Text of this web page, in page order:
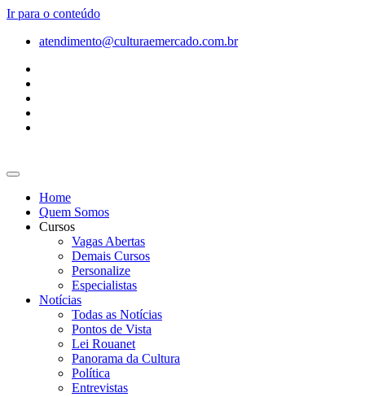
Ir para o conteúdo
atendimento@culturaemercado.com.br
Home
Quem Somos
Cursos
Vagas Abertas
Demais Cursos
Personalize
Especialistas
Notícias
Todas as Notícias
Pontos de Vista
Lei Rouanet
Panorama da Cultura
Política
Entrevistas